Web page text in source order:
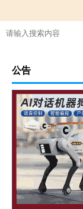
公告